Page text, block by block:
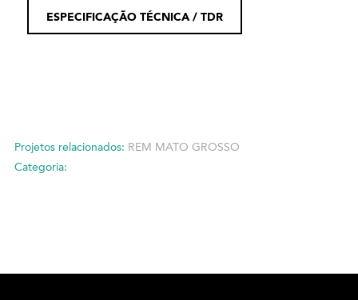
ESPECIFICAÇÃO TÉCNICA / TDR
Projetos relacionados: REM MATO GROSSO
Categoria: